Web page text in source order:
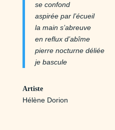
se confond
aspirée par l’écueil
la main s’abreuve
en reflux d’abîme
pierre nocturne déliée
je bascule
Artiste
Hélène Dorion